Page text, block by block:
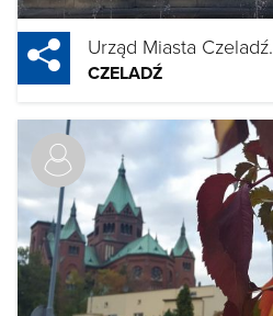
Urząd Miasta Czeladź.
CZELADŹ